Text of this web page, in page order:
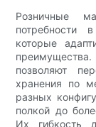
Розничные
потребности
которые
позволяют
хранения по
разных
полкой до
Их гибкость